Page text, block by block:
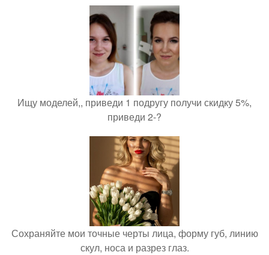
Ищу моделей,, приведи 1 подругу получи скидку 5%,
приведи 2-?
Сохраняйте мои точные черты лица, форму губ, линию
скул, носа и разрез глаз.